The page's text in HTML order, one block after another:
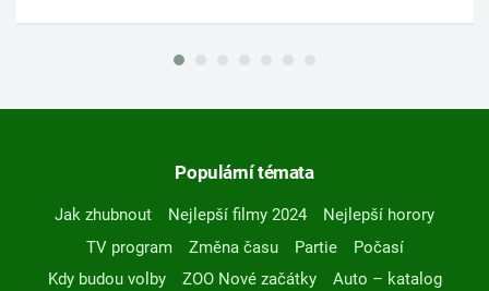
Populární témata
Jak zhubnout Nejlepší filmy 2024
Nejlepší horory
TV program
Změna času Partie
Počasí
Kdy budou volby
ZOO Nové začátky
Auto – katalog